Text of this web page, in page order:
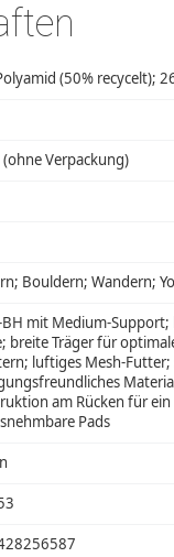
(50% recycelt);
Verpackung)
Bouldern; Wandern;
mit Medium-Support;
breite Träger für
luftiges Mesh-Futter;
am Rücken für ein
Pads